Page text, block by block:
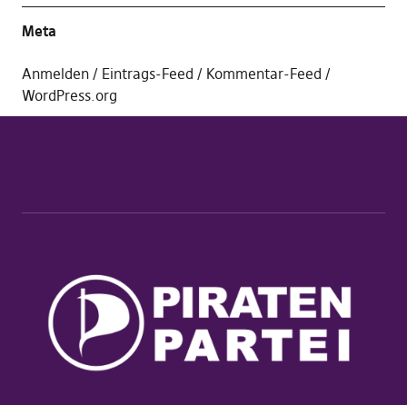
Meta
Anmelden Eintrags-Feed
Kommentar-Feed
WordPress.org